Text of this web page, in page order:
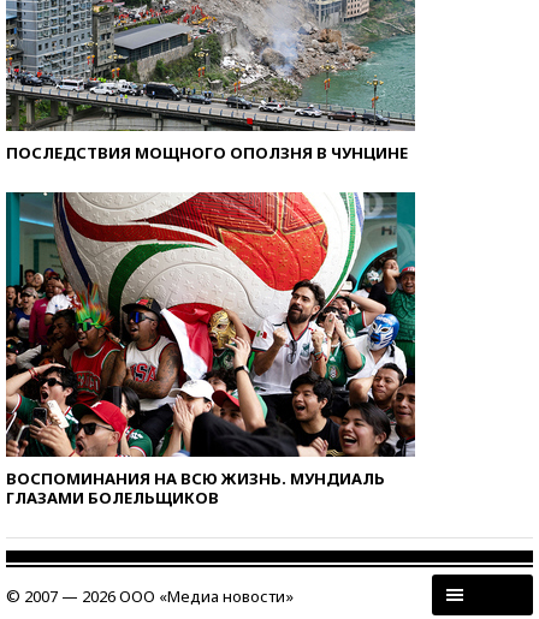
ПОСЛЕДСТВИЯ МОЩНОГО ОПОЛЗНЯ В ЧУНЦИНЕ
ВОСПОМИНАНИЯ НА ВСЮ ЖИЗНЬ. МУНДИАЛЬ
ГЛАЗАМИ БОЛЕЛЬЩИКОВ
© 2007 — 2026 ООО «Медиа новости»